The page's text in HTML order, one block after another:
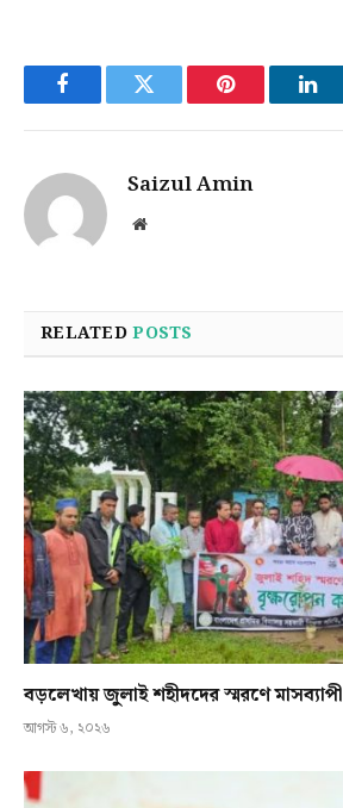
FacebookTwitter Pinterest
Saizul Amin
Website
RELATEDPOSTS
বড়লেখায় জুলাই শহীদদের স্মরণে
আগস্ট ৬, ২০২৬